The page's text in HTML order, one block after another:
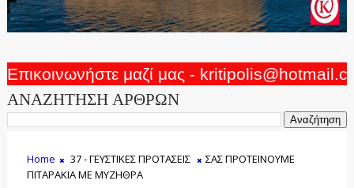
Επικοινωνήστε μαζί μας -
ΑΝΑΖΗΤΗΣΗ ΑΡΘΡΩΝ
Home 37 - ΓΕΥΣΤΙΚΕΣ ΠΡΟΤΑΣΕΙΣ
ΣΑΣ ΠΡΟΤΕΙΝΟΥΜΕ
ΠΙΤΑΡΑΚΙΑ ΜΕ ΜΥΖΗΘΡΑ